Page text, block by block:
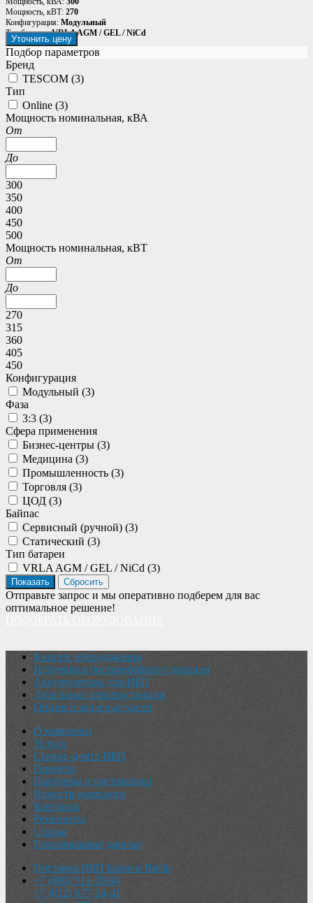
Мощность, кВТ: 270
Конфигурация: Модульный
Тип батареи:VRLA AGM / GEL / NiCd
Уточнить цену
Подбор параметров
Бренд
TESCOM (3)
Тип
Online (3)
Мощность номинальная, кВА
От
До
300
350
400
450
500
Мощность номинальная, кВТ
От
До
270
315
360
405
450
Конфигурация
Модульный (3)
Фаза
3:3 (3)
Сфера применения
Бизнес-центры (3)
Медицина (3)
Промышленность (3)
Торговля (3)
ЦОД (3)
Байпас
Сервисный (ручной) (3)
Статический (3)
Тип батареи
VRLA AGM / GEL / NiCd (3)
Отправьте запрос и мы оперативно подберем для вас
оптимальное решение!
Каталог оборудования
Источники бесперебойного питания
Аккумуляторы для ИБП
Дизельные электростанции
Опции и запасные части
О компании
Услуги
Сервис-центр ИБП
Проекты
Партнеры и поставщики
Новости компании
Контакты
Реквизиты
Статьи
Персональные данные
Поставка ИБП Eaton и Riello
+7 (800) 511-70-94
+7 (812) 677-14-41